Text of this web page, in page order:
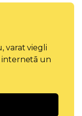
varat viegli
un